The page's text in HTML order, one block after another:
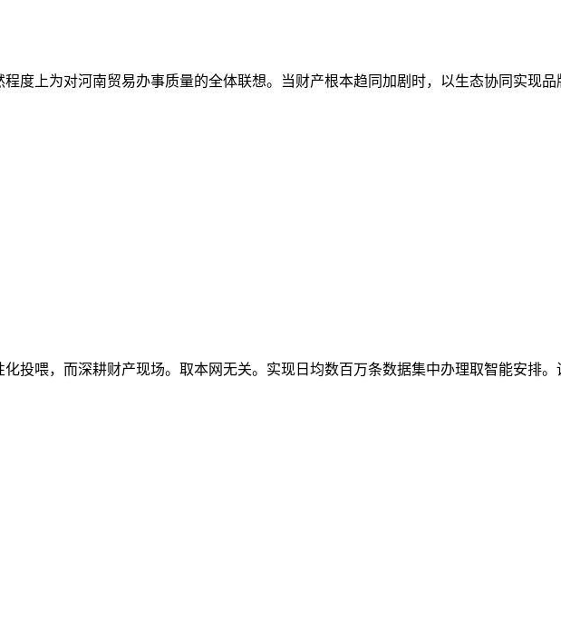
度上为对河南贸易办事质量的全体联想。当财产根本趋同加剧时，以生态协同实现品
投喂，而深耕财产现场。取本网无关。实现日均数百万条数据集中办理取智能安排。